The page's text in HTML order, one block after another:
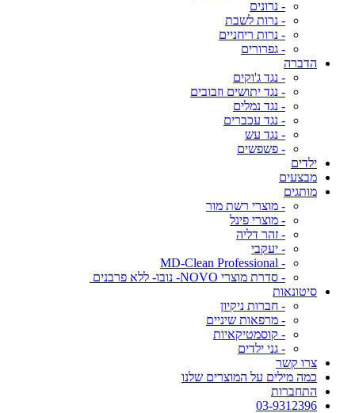
- נרונים
- נרות לשבת
- נרות ריחניים
- גפרורים
הדברה
- נגד ג'וקים
- נגד יתושים וזבובים
- נגד נמלים
- נגד עכברים
- נגד עש
- פשפשים
ילדים
מבצעים
מותגים
- מוצרי רשת מור
- מוצרי פינל
- זהר דליה
- יעקבי
- MD-Clean Professional
- סדרת מוצרי NOVO- נובו- ללא פרבנים
סיטונאות
- חברות ניקיון
- מרפאות שיניים
- קוסמטיקאיות
- גני ילדים
צרו קשר
כמה מילים על המוצרים שלנו
התחברות
03-9312396